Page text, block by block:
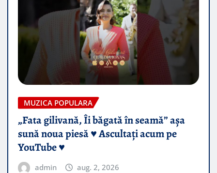
MUZICA POPULARA
„Fata gilivană, Îi băgată în seamă” așa
sună noua piesă ♥️ Ascultați acum pe
YouTube ♥️
admin aug. 2, 2026